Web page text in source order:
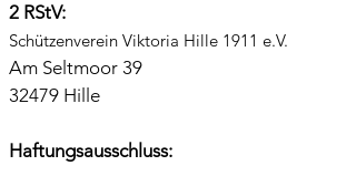
2 RStV:
Schützenverein Viktoria Hille 1911 e.V.
Am Seltmoor 39
32479 Hille
Haftungsausschluss: